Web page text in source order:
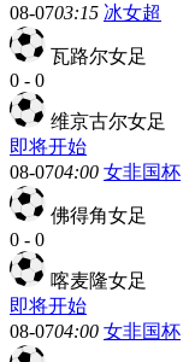
08-0703:15 冰女超
瓦路尔女足
0 - 0
维京古尔女足
即将开始
08-0704:00 女非国杯
佛得角女足
0 - 0
喀麦隆女足
即将开始
08-0704:00 女非国杯